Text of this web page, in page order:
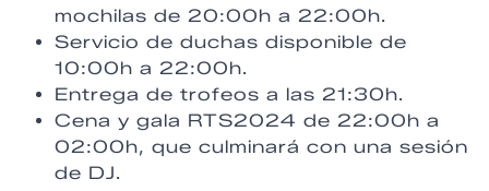
mochilas de 20:00h a 22:00h.
Servicio de duchas disponible de
10:00h a 22:00h.
Entrega de trofeos a las 21:30h.
Cena y gala RTS2024 de 22:00h a
02:00h, que culminará con una sesión
de DJ.